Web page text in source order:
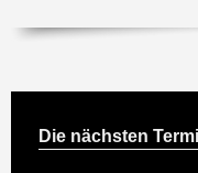
Die nächsten